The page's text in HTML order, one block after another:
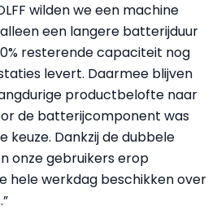
wilden we een machine
een langere batterijduur
resterende capaciteit nog
levert. Daarmee blijven
productbelofte naar
de batterijcomponent was
keuze. Dankzij de dubbele
onze gebruikers erop
hele werkdag beschikken over